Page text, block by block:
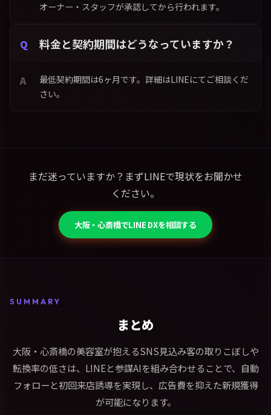
オーナー・スタッフが承認してから行われます。
料金と契約期間はどうなっていますか？
最低契約期間は6ヶ月です。詳細はLINEにてご相談くだ
さい。
まだ迷っていますか？まずLINEで現状をお聞かせ
ください。
大阪・心斎橋でLINE DXを相談する
SUMMARY
まとめ
大阪・心斎橋の美容室が抱えるSNS見込み客の取りこぼしや
転換率の低さは、LINEと参謀AIを組み合わせることで、自動
フォローと初回来店誘導を実現し、広告費を抑えた新規獲得
が可能になります。